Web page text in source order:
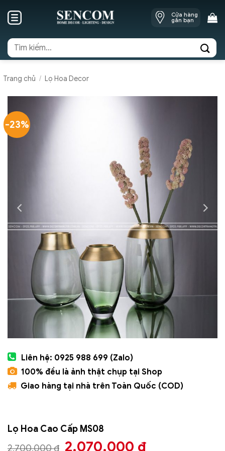
Cửa hàng
gần bạn
Tìm
kiếm:
Trang chủ / Lọ Hoa Decor
-23%
Liên hệ: 0925 988 699 (Zalo)
100% đều là ảnh thật chụp tại Shop
Giao hàng tại nhà trên Toàn Quốc (COD)
Lọ Hoa Cao Cấp MS08
2.700.000₫ Giá
2.070.000 ₫Giá